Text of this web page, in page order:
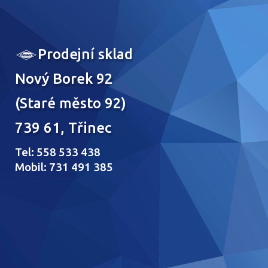
Prodejní sklad
Nový Borek 92
(Staré město 92)
739 61, Třinec
Tel: 558 533 438
Mobil: 731 491 385